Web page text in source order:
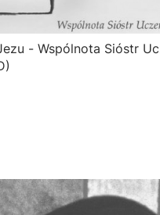
- Wspólnota Sióstr